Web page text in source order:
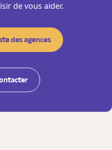
de vous aider.
des agences